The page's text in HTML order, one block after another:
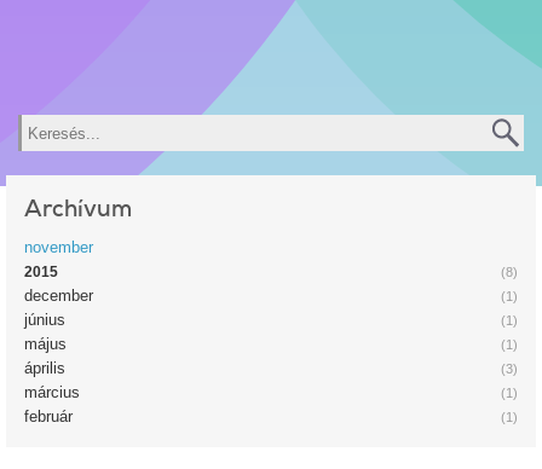
Keresés
Archívum
november
(8)
2015
(1)
december
(1)
június
(1)
május
(3)
április
(1)
március
(1)
február